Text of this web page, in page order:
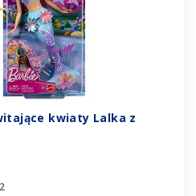
kwiaty Lalka z